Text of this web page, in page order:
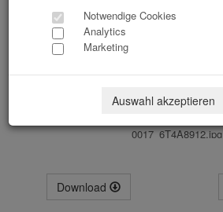
0017_6T4A8912.jpg
Download
Notwendige Cookies
Analytics
Marketing
Auswahl akzeptieren